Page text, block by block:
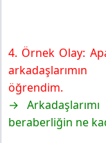
4. Örnek Olay:
öğrendim.
→
beraberliğin ne